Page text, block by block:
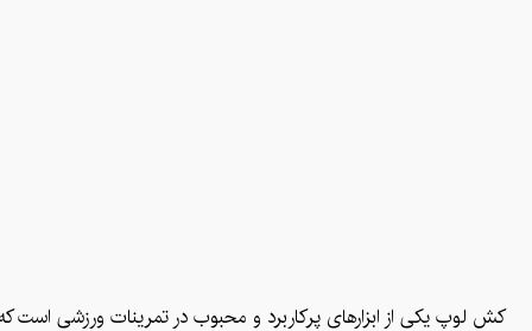
کش لوپ یکی از ابزارهای پرکاربرد و محبوب در تمرینات ورزشی است